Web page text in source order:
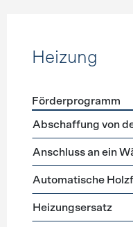
Heizung
Förderprogramme
Förderprogramm
Abschaffung von
Anschluss an ein
Automatische
Heizungsersatz